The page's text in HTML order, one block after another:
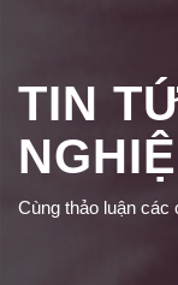
TIN
Cùng thảo luận các